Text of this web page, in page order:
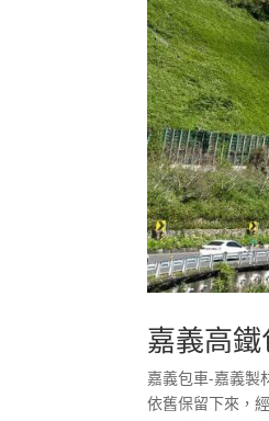
嘉義高
嘉義包車-嘉義製
依舊保留下來，